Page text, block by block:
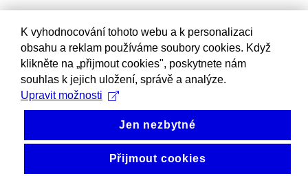
K vyhodnocování tohoto webu a k personalizaci
obsahu a reklam používáme soubory cookies. Když
klikněte na „přijmout cookies", poskytnete nám
souhlas k jejich uložení, správě a analýze.
Upravit možnosti
Jen nezbytné
Přijmout cookies